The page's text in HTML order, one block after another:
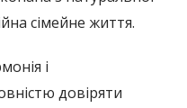
сімейне життя.
і
довіряти